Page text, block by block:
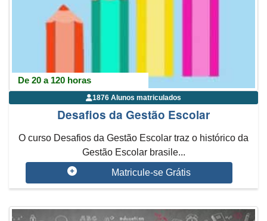
De 20 a 120 horas
1876 Alunos matriculados
Desafios da Gestão Escolar
O curso Desafios da Gestão Escolar traz o histórico da
Gestão Escolar brasile...
Matricule-se Grátis